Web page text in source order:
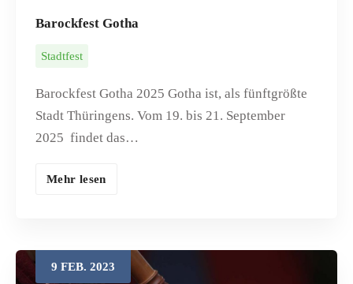
Barockfest Gotha
Stadtfest
Barockfest Gotha 2025 Gotha ist, als fünftgrößte
Stadt Thüringens. Vom 19. bis 21. September
2025 findet das…
Mehr lesen
9 FEB. 2023